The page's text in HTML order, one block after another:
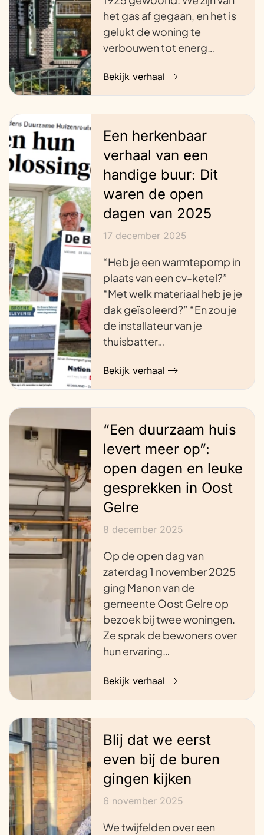
het gas af gegaan, en het is
gelukt de woning te
verbouwen tot energ…
Bekijk verhaal
Een herkenbaar
verhaal van een
handige buur: Dit
waren de open
dagen van 2025
17 december 2025
“Heb je een warmtepomp in
plaats van een cv-ketel?”
“Met welk materiaal heb je je
dak geïsoleerd?” “En zou je
de installateur van je
thuisbatter…
Bekijk verhaal
“Een duurzaam huis
levert meer op”:
open dagen en leuke
gesprekken in Oost
Gelre
8 december 2025
Op de open dag van
zaterdag 1 november 2025
ging Manon van de
gemeente Oost Gelre op
bezoek bij twee woningen.
Ze sprak de bewoners over
hun ervaring…
Bekijk verhaal
Blij dat we eerst
even bij de buren
gingen kijken
6 november 2025
We twijfelden over een